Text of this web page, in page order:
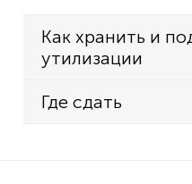
Как хранить и
утилизации
Где сдать